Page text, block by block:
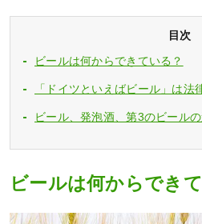
目次
ビールは何からできている？
「ドイツといえばビール」は法
ビール、発泡酒、第3のビール
ビールは何からでき